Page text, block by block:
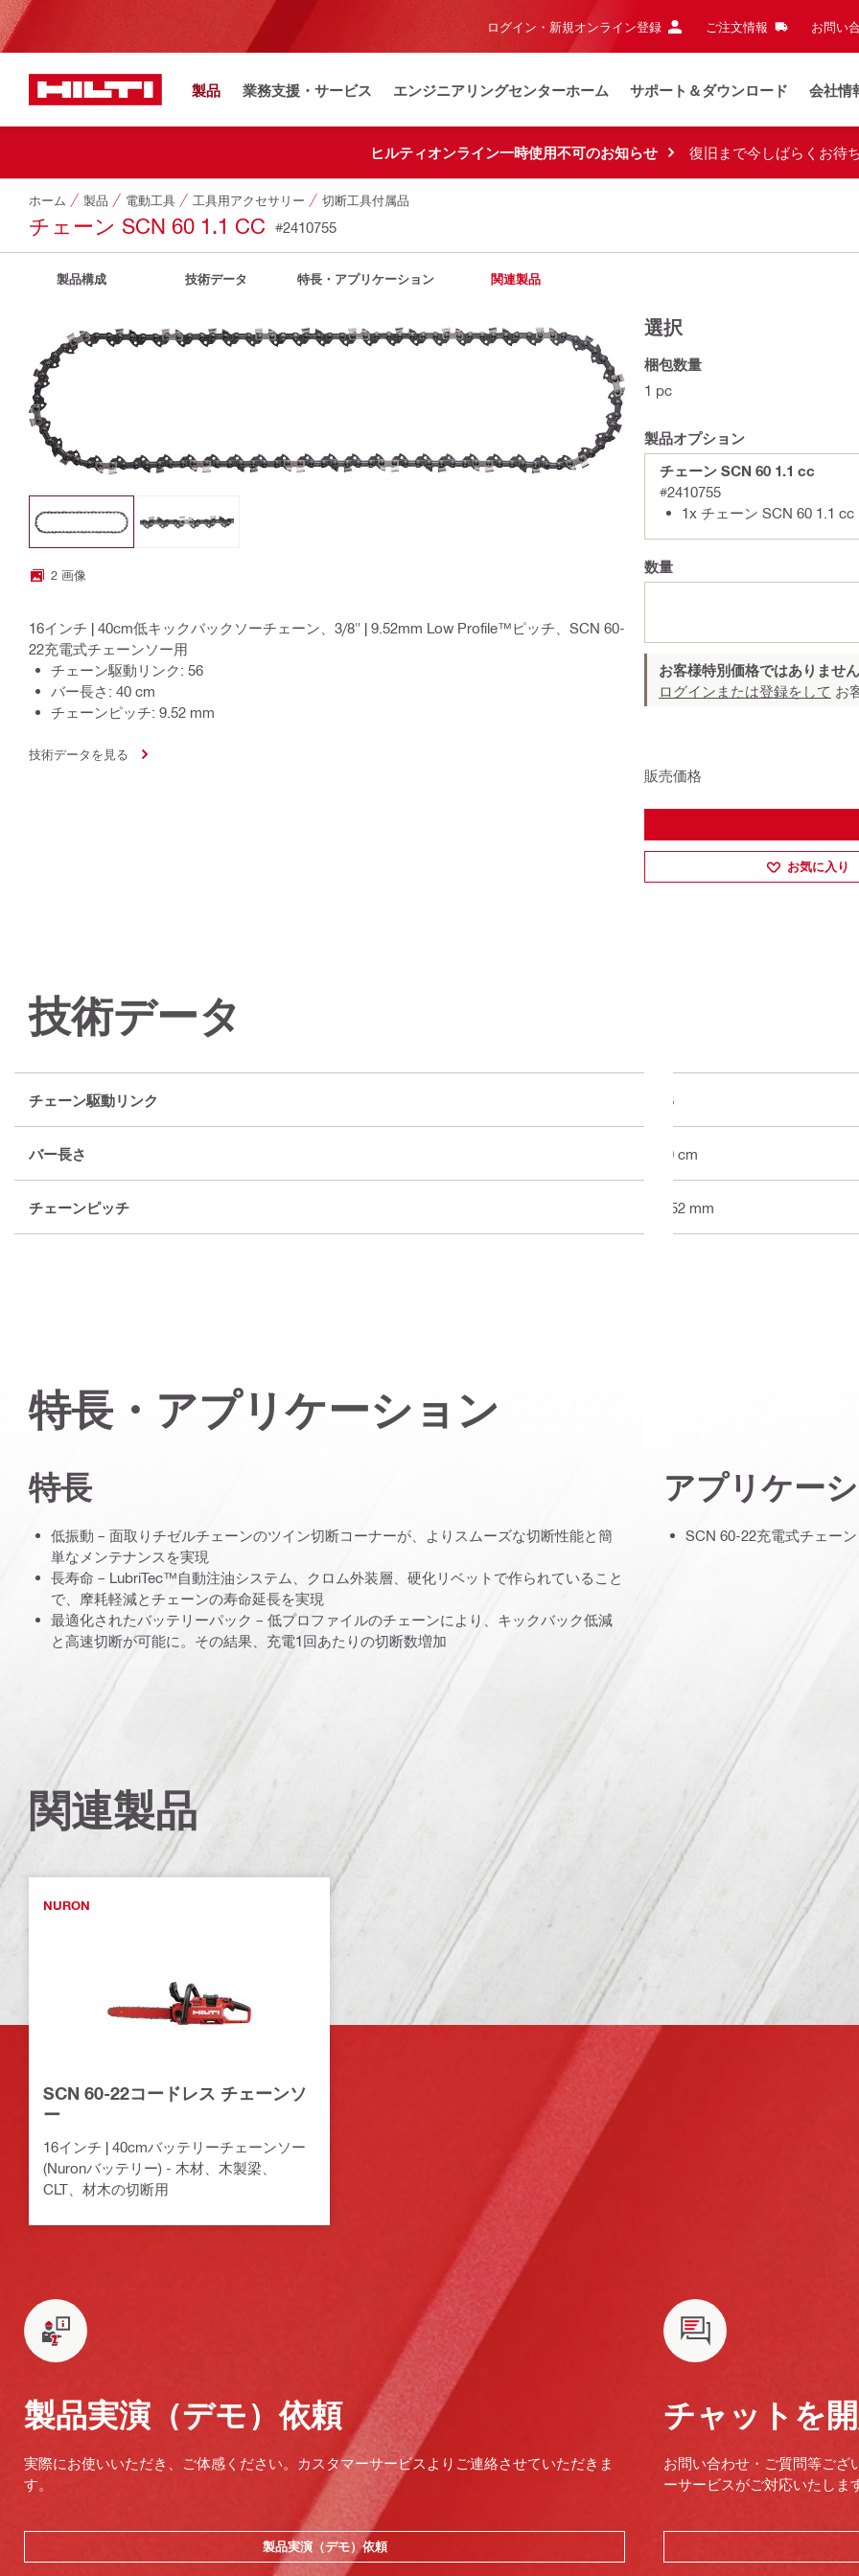
ログイン・新規オンライン登録 ご注文情報 お問い
製品 業務支援・サービス エンジニアリングセンターホーム サポート＆ダウンロード 会社情
ヒルティオンライン一時使用不可のお知らせ 復旧まで今しばらくお待
ホーム 製品 電動工具 工具用アクセサリー 切断工具付属品
チェーン SCN 60 1.1 CC #2410755
製品構成 技術データ 特長・アプリケーション 関連製品
2 画像
16インチ | 40cm低キックバックソーチェーン、3/8" | 9.52mm Low Profile™ピッチ、SCN 60-
22充電式チェーンソー用
チェーン駆動リンク: 56
バー長さ: 40 cm
チェーンピッチ: 9.52 mm
技術データを見る
選択
梱包数量
1 pc
製品オプション
チェーン SCN 60 1.1 cc
#2410755
1x チェーン SCN 60 1.1 cc
数量
お客様特別価格ではありません
ログインまたは登録をして お
販売価格
お気に入り
技術データ
チェーン駆動リンク 56
バー長さ 40 cm
チェーンピッチ 9.52 mm
特長・アプリケーション
特長
低振動 – 面取りチゼルチェーンのツイン切断コーナーが、よりスムーズな切断性能と簡
単なメンテナンスを実現
長寿命 – LubriTec™自動注油システム、クロム外装層、硬化リベットで作られていること
で、摩耗軽減とチェーンの寿命延長を実現
最適化されたバッテリーパック – 低プロファイルのチェーンにより、キックバック低減
と高速切断が可能に。その結果、充電1回あたりの切断数増加
アプリケー
SCN 60-22充電式チェー
関連製品
NURON
SCN 60-22コードレス チェーンソ
ー
16インチ | 40cmバッテリーチェーンソー
(Nuronバッテリー) - 木材、木製梁、
CLT、材木の切断用
製品実演（デモ）依頼
実際にお使いいただき、ご体感ください。カスタマーサービスよりご連絡させていただきま
す。
製品実演（デモ）依頼
チャットを
お問い合わせ・ご質問等ござ
ーサービスがご対応いたしま